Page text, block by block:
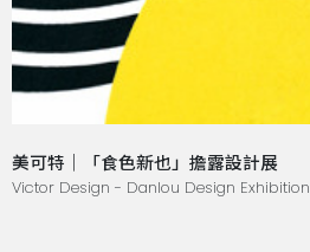
美可特｜「食色新也」擔露設計展
Victor Design - Danlou Design Exhibition